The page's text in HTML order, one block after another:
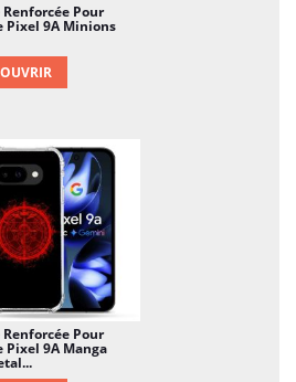
Renforcée Pour
Pixel 9A Minions
Renforcée Pour
Pixel 9A Manga